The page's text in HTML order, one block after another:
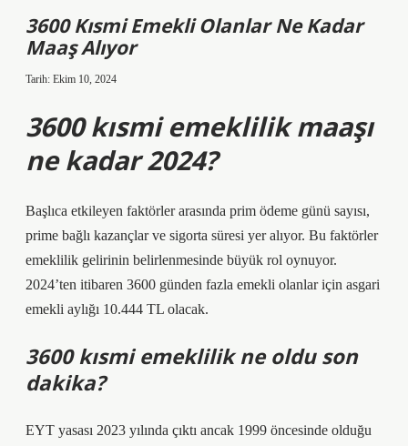
3600 Kısmi Emekli Olanlar Ne Kadar
Maaş Alıyor
Tarih: Ekim 10, 2024
3600 kısmi emeklilik maaşı
ne kadar 2024?
Başlıca etkileyen faktörler arasında prim ödeme günü sayısı,
prime bağlı kazançlar ve sigorta süresi yer alıyor. Bu faktörler
emeklilik gelirinin belirlenmesinde büyük rol oynuyor.
2024’ten itibaren 3600 günden fazla emekli olanlar için asgari
emekli aylığı 10.444 TL olacak.
3600 kısmi emeklilik ne oldu son
dakika?
EYT yasası 2023 yılında çıktı ancak 1999 öncesinde olduğu